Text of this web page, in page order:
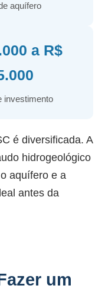
aquífero
a R$
investimento
é diversificada. A
hidrogeológico
aquífero e a
antes da
um